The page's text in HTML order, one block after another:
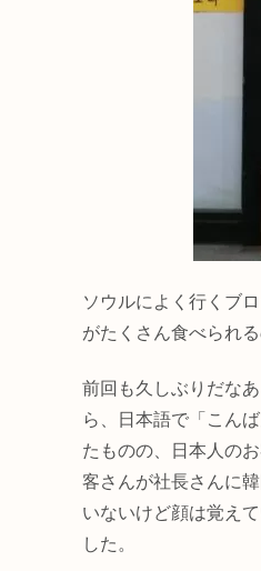
ソウルによく行くブ
がたくさん食べられ
前回も久しぶりだな
ら、日本語で「こん
たものの、日本人の
客さんが社長さんに
いないけど顔は覚え
した。